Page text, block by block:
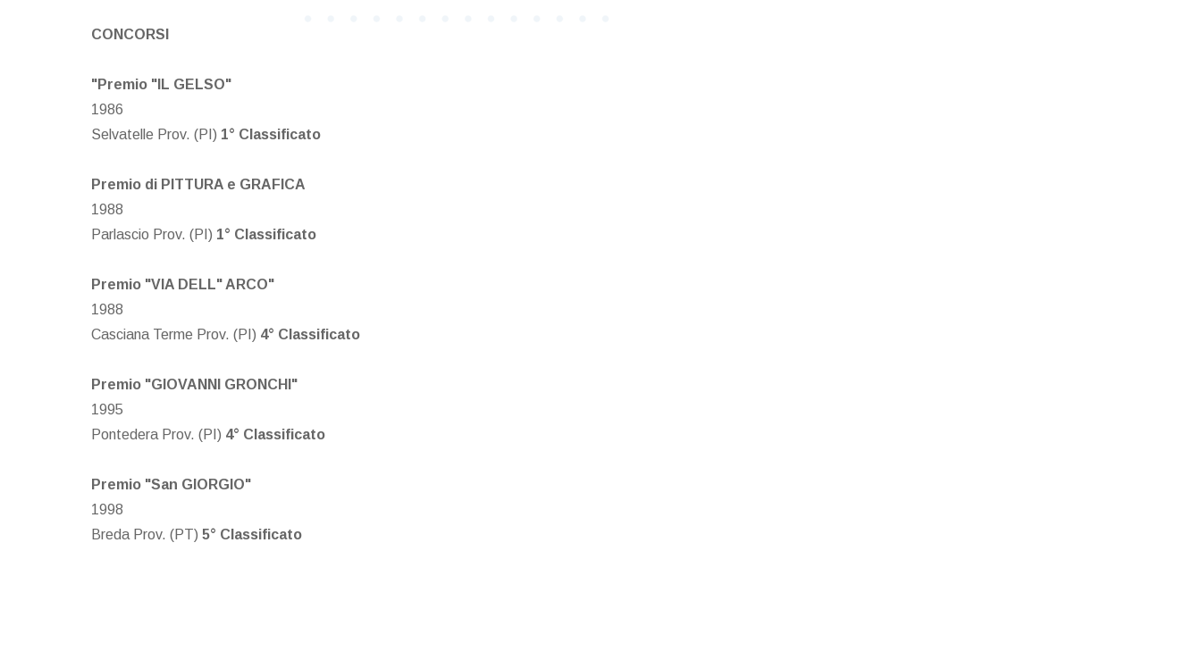
CONCORSI
"Premio "IL GELSO"
1986
Selvatelle Prov. (PI) 1° Classificato
Premio di PITTURA e GRAFICA
1988
Parlascio Prov. (PI) 1° Classificato
Premio "VIA DELL" ARCO"
1988
Casciana Terme Prov. (PI) 4° Classificato
Premio "GIOVANNI GRONCHI"
1995
Pontedera Prov. (PI) 4° Classificato
Premio "San GIORGIO"
1998
Breda Prov. (PT) 5° Classificato